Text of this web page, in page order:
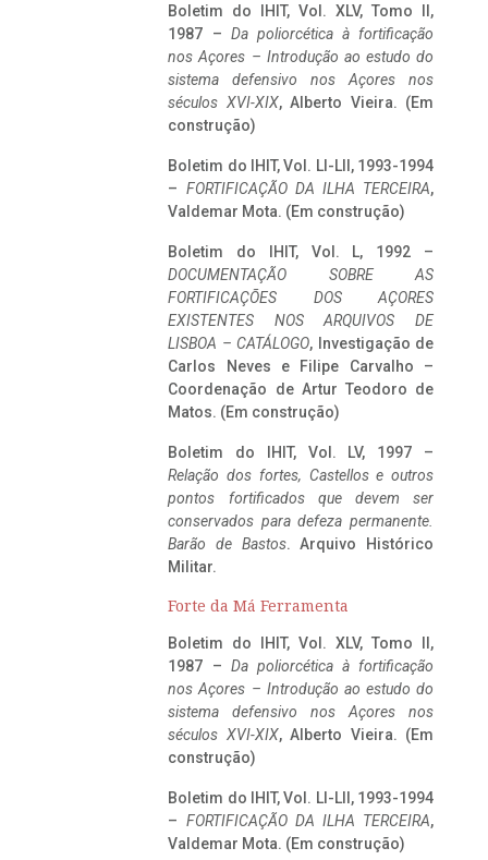
Boletim do IHIT, Vol. XLV, Tomo II,
1987 – Da poliorcética à fortificação
nos Açores – Introdução ao estudo do
sistema defensivo nos Açores nos
séculos XVI-XIX, Alberto Vieira. (Em
construção)
Boletim do IHIT, Vol. LI-LII, 1993-1994
– FORTIFICAÇÃO DA ILHA TERCEIRA,
Valdemar Mota. (Em construção)
Boletim do IHIT, Vol. L, 1992 –
DOCUMENTAÇÃO SOBRE AS
FORTIFICAÇÕES DOS AÇORES
EXISTENTES NOS ARQUIVOS DE
LISBOA – CATÁLOGO, Investigação de
Carlos Neves e Filipe Carvalho –
Coordenação de Artur Teodoro de
Matos. (Em construção)
Boletim do IHIT, Vol. LV, 1997 –
Relação dos fortes, Castellos e outros
pontos fortificados que devem ser
conservados para defeza permanente.
Barão de Bastos. Arquivo Histórico
Militar.
Forte da Má Ferramenta
Boletim do IHIT, Vol. XLV, Tomo II,
1987 – Da poliorcética à fortificação
nos Açores – Introdução ao estudo do
sistema defensivo nos Açores nos
séculos XVI-XIX, Alberto Vieira. (Em
construção)
Boletim do IHIT, Vol. LI-LII, 1993-1994
– FORTIFICAÇÃO DA ILHA TERCEIRA,
Valdemar Mota. (Em construção)